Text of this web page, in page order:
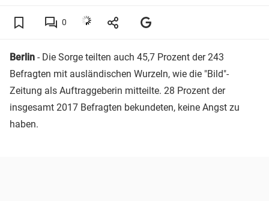
0
Berlin - Die Sorge teilten auch 45,7 Prozent der 243
Befragten mit ausländischen Wurzeln, wie die "Bild"-
Zeitung als Auftraggeberin mitteilte. 28 Prozent der
insgesamt 2017 Befragten bekundeten, keine Angst zu
haben.